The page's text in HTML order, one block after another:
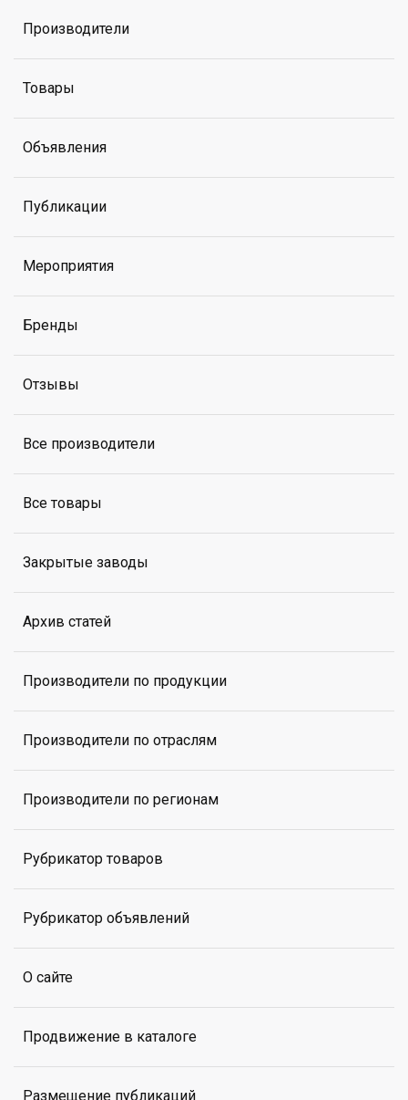
Производители
Товары
Объявления
Публикации
Мероприятия
Бренды
Отзывы
Все производители
Все товары
Закрытые заводы
Архив статей
Производители по продукции
Производители по отраслям
Производители по регионам
Рубрикатор товаров
Рубрикатор объявлений
О сайте
Продвижение в каталоге
Размещение публикаций